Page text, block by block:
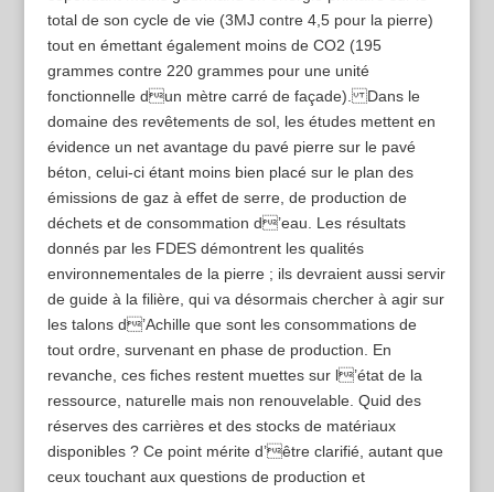
total de son cycle de vie (3MJ contre 4,5 pour la pierre)
tout en émettant également moins de CO2 (195
grammes contre 220 grammes pour une unité
fonctionnelle dun mètre carré de façade). Dans le
domaine des revêtements de sol, les études mettent en
évidence un net avantage du pavé pierre sur le pavé
béton, celui-­ci étant moins bien placé sur le plan des
émissions de gaz à effet de serre, de production de
déchets et de consommation d’eau. Les résultats
donnés par les FDES démontrent les qualités
environnementales de la pierre ; ils devraient aussi servir
de guide à la filière, qui va désormais chercher à agir sur
les talons d’Achille que sont les consommations de
tout ordre, survenant en phase de production. En
revanche, ces fiches restent muettes sur l’état de la
ressource, naturelle mais non renouvelable. Quid des
réserves des carrières et des stocks de matériaux
disponibles ? Ce point mérite d’être clarifié, autant que
ceux touchant aux questions de production et